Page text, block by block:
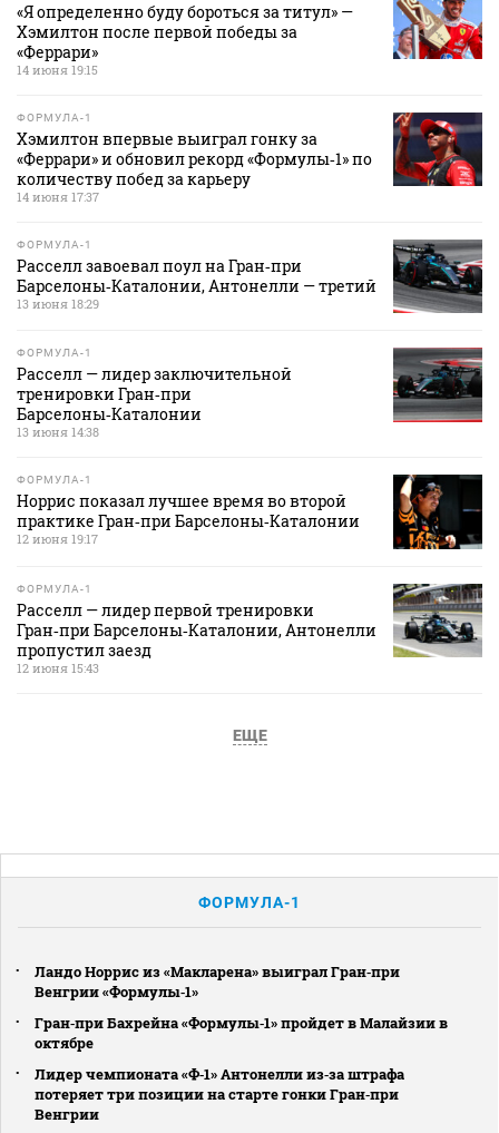
«Я определенно буду бороться за титул» —
Хэмилтон после первой победы за
«Феррари»
14 июня 19:15
ФОРМУЛА-1
Хэмилтон впервые выиграл гонку за
«Феррари» и обновил рекорд «Формулы‑1» по
количеству побед за карьеру
14 июня 17:37
ФОРМУЛА-1
Расселл завоевал поул на Гран‑при
Барселоны‑Каталонии, Антонелли — третий
13 июня 18:29
ФОРМУЛА-1
Расселл — лидер заключительной
тренировки Гран‑при
Барселоны‑Каталонии
13 июня 14:38
ФОРМУЛА-1
Норрис показал лучшее время во второй
практике Гран‑при Барселоны‑Каталонии
12 июня 19:17
ФОРМУЛА-1
Расселл — лидер первой тренировки
Гран‑при Барселоны‑Каталонии, Антонелли
пропустил заезд
12 июня 15:43
ЕЩЕ
ФОРМУЛА-1
Ландо Норрис из «Макларена» выиграл Гран‑при
Венгрии «Формулы‑1»
Гран‑при Бахрейна «Формулы‑1» пройдет в Малайзии в
октябре
Лидер чемпионата «Ф‑1» Антонелли из‑за штрафа
потеряет три позиции на старте гонки Гран‑при
Венгрии